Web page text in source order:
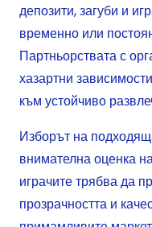
депозити, загуби и
временно или
Партньорствата с
хазартни
към устойчиво
Изборът на
внимателна оценка
играчите трябва да
прозрачността и